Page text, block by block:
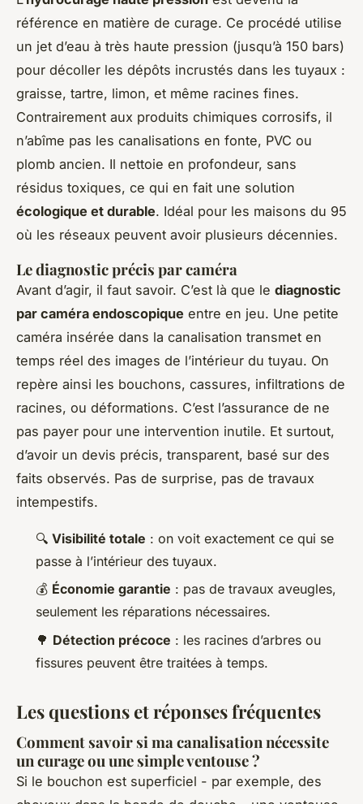
référence en matière de curage. Ce procédé utilise
un jet d’eau à très haute pression (jusqu’à 150 bars)
pour décoller les dépôts incrustés dans les tuyaux :
graisse, tartre, limon, et même racines fines.
Contrairement aux produits chimiques corrosifs, il
n’abîme pas les canalisations en fonte, PVC ou
plomb ancien. Il nettoie en profondeur, sans
résidus toxiques, ce qui en fait une solution
écologique et durable. Idéal pour les maisons du 95
où les réseaux peuvent avoir plusieurs décennies.
Le diagnostic précis par caméra
Avant d’agir, il faut savoir. C’est là que le diagnostic
par caméra endoscopique entre en jeu. Une petite
caméra insérée dans la canalisation transmet en
temps réel des images de l’intérieur du tuyau. On
repère ainsi les bouchons, cassures, infiltrations de
racines, ou déformations. C’est l’assurance de ne
pas payer pour une intervention inutile. Et surtout,
d’avoir un devis précis, transparent, basé sur des
faits observés. Pas de surprise, pas de travaux
intempestifs.
🔍 Visibilité totale : on voit exactement ce qui se
passe à l’intérieur des tuyaux.
💰 Économie garantie : pas de travaux aveugles,
seulement les réparations nécessaires.
🌳 Détection précoce : les racines d’arbres ou
fissures peuvent être traitées à temps.
Les questions et réponses fréquentes
Comment savoir si ma canalisation nécessite
un curage ou une simple ventouse ?
Si le bouchon est superficiel - par exemple, des